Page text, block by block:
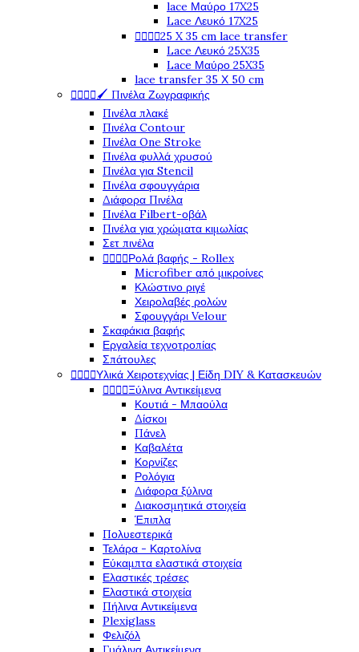
lace Μαύρο 17X25
Lace Λευκό 17X25
25 X 35 cm lace transfer
Lace Λευκό 25X35
Lace Μαύρο 25X35
lace transfer 35 Χ 50 cm
🖌️ Πινέλα Ζωγραφικής
Πινέλα πλακέ
Πινέλα Contour
Πινέλα One Stroke
Πινέλα φυλλά χρυσού
Πινέλα για Stencil
Πινέλα σφουγγάρια
Διάφορα Πινέλα
Πινέλα Filbert-οβάλ
Πινέλα για χρώματα κιμωλίας
Σετ πινέλα
Ρολά βαφής - Rollex
Microfiber από μικροίνες
Κλώστινο ριγέ
Χειρολαβές ρολών
Σφουγγάρι Velour
Σκαφάκια βαφής
Εργαλεία τεχνοτροπίας
Σπάτουλες
Υλικά Χειροτεχνίας | Είδη DIY & Κατασκευών
Ξύλινα Αντικείμενα
Κουτιά - Μπαούλα
Δίσκοι
Πάνελ
Καβαλέτα
Κορνίζες
Ρολόγια
Διάφορα ξύλινα
Διακοσμητικά στοιχεία
Έπιπλα
Πολυεστερικά
Τελάρα - Καρτολίνα
Εύκαμπτα ελαστικά στοιχεία
Ελαστικές τρέσες
Ελαστικά στοιχεία
Πήλινα Αντικείμενα
Plexiglass
Φελιζόλ